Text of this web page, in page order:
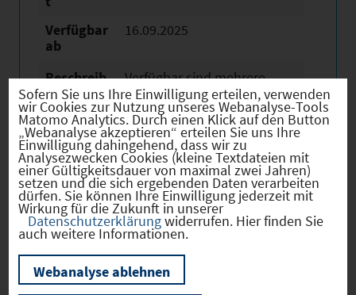
Verfügbar
ab
16.09.2025
Beschreib
ung /
besondere
Merkmale
Verfügbar sind mehrere
Büroeinheiten in einem
Büro- und Geschäftshaus im
Gewerbegebiet von
Oberschleißheim. Die
Einheiten sind teilbar ab ca.
290 m² und können einzeln
oder gemeinsam angemietet
Einbauschränke.
Sofern Sie uns Ihre Einwilligung erteilen, verwenden
wir Cookies zur Nutzung unseres Webanalyse-Tools
Matomo Analytics. Durch einen Klick auf den Button
„Webanalyse akzeptieren“ erteilen Sie uns Ihre
Einwilligung dahingehend, dass wir zu
Analysezwecken Cookies (kleine Textdateien mit
einer Gültigkeitsdauer von maximal zwei Jahren)
setzen und die sich ergebenden Daten verarbeiten
dürfen. Sie können Ihre Einwilligung jederzeit mit
Wirkung für die Zukunft in unserer
Datenschutzerklärungwiderrufen. Hier finden Sie
auch weitere Informationen.
Webanalyse ablehnen